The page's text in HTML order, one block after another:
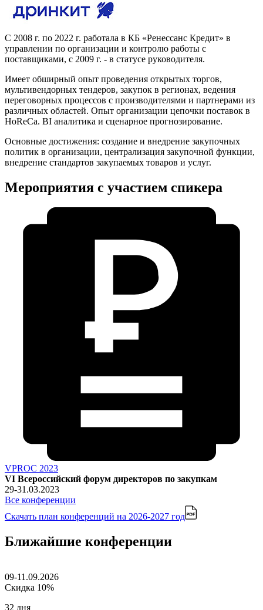
С 2008 г. по 2022 г. работала в КБ «Ренессанс Кредит» в
управлении по организации и контролю работы с
поставщиками, с 2009 г. - в статусе руководителя.
Имеет обширный опыт проведения открытых торгов,
мультивендорных тендеров, закупок в регионах, ведения
переговорных процессов с производителями и партнерами из
различных областей. Опыт организации цепочки поставок в
HoReCa. BI аналитика и сценарное прогнозирование.
Основные достижения: создание и внедрение закупочных
политик в организации, централизация закупочной функции,
внедрение стандартов закупаемых товаров и услуг.
Мероприятия с участием спикера
VPROC 2023
VI Всероссийский форум директоров по закупкам
29-31.03.2023
Все конференции
Скачать план конференций на 2026-2027 год
Ближайшие конференции
09-11.09.2026
Скидка 10%
32 дня